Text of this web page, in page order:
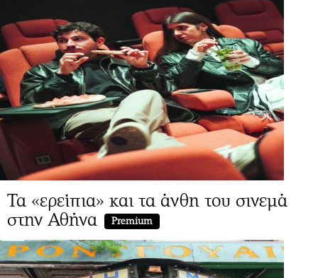
Τα «ερείπια» και τα άνθη του σινεμά
στην Αθήνα
Premium